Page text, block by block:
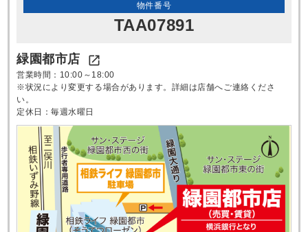
物件番号
TAA07891
緑園都市店 
営業時間：10:00～18:00
※状況により変更する場合があります。詳細は店舗へご連絡くださ
い。
定休日：毎週水曜日